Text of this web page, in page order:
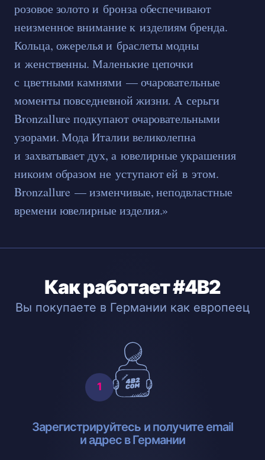
розовое золото и бронза обеспечивают
неизменное внимание к изделиям бренда.
Кольца, ожерелья и браслеты модны
и женственны. Маленькие цепочки
с цветными камнями — очаровательные
моменты повседневной жизни. А серьги
Bronzallure подкупают очаровательными
узорами. Мода Италии великолепна
и захватывает дух, а ювелирные украшения
никоим образом не уступают ей в этом.
Bronzallure — изменчивые, неподвластные
времени ювелирные изделия.»
Как работает #4B2
Вы покупаете в Германии как европеец
Зарегистрируйтесь и получите email
и адрес в Германии